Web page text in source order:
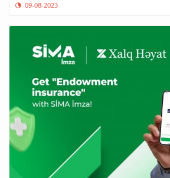
09-08-2023